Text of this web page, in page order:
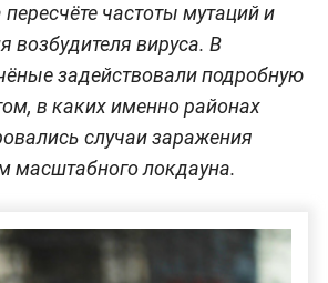
частоты мутаций и
возбудителя вируса. В
задействовали подробную
в каких именно районах
случаи заражения
масштабного локдауна.